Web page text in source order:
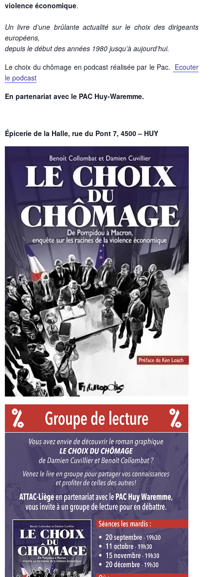
violence économique.
Un livre d’une brûlante actualité sur le choix des dirigeants
européens,
depuis le début des années 1980 jusqu’à aujourd’hui.
Le choix du chômage en podcast réalisée par le Pac. Ecouter
le podcast
En partenariat avec le PAC Huy-Waremme.
Épicerie de la Halle, rue du Pont 7, 4500 – HUY